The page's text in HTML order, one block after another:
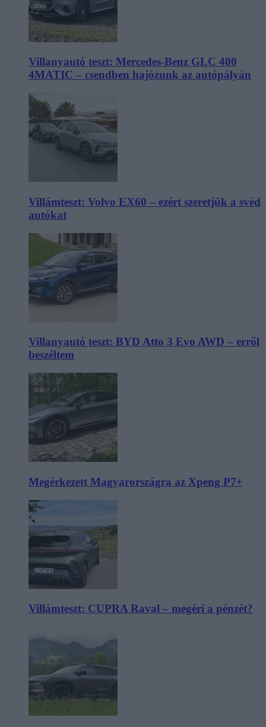
Villanyautó teszt: Mercedes-Benz GLC 400
4MATIC – csendben hajózunk az autópályán
Villámteszt: Volvo EX60 – ezért szeretjük a svéd
autókat
Villanyautó teszt: BYD Atto 3 Evo AWD – erről
beszéltem
Megérkezett Magyarországra az Xpeng P7+
Villámteszt: CUPRA Raval – megéri a pénzét?